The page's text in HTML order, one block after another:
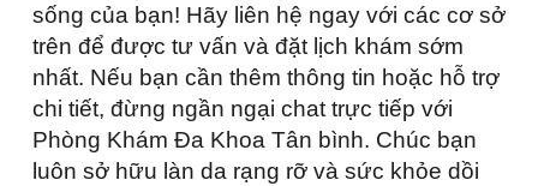
sống của bạn! Hãy liên hệ ngay với các cơ sở
trên để được tư vấn và đặt lịch khám sớm
nhất. Nếu bạn cần thêm thông tin hoặc hỗ trợ
chi tiết, đừng ngần ngại chat trực tiếp với
Phòng Khám Đa Khoa Tân bình. Chúc bạn
luôn sở hữu làn da rạng rỡ và sức khỏe dồi